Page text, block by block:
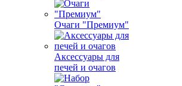
Очаги "Премиум"
Аксессуары для
печей и очагов